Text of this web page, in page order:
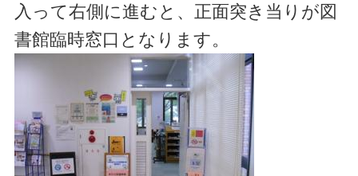
入って右側に進むと、正面突き当りが図
書館臨時窓口となります。